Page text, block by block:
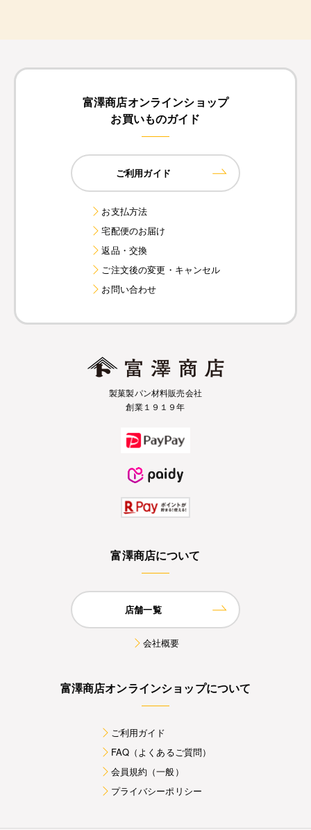
富澤商店オンラインショップ
お買いものガイド
ご利用ガイド
お支払方法
宅配便のお届け
返品・交換
ご注文後の変更・キャンセル
お問い合わせ
製菓製パン材料販売会社
創業１９１９年
富澤商店について
店舗一覧
会社概要
富澤商店オンラインショップについて
ご利用ガイド
FAQ（よくあるご質問）
会員規約（一般）
プライバシーポリシー